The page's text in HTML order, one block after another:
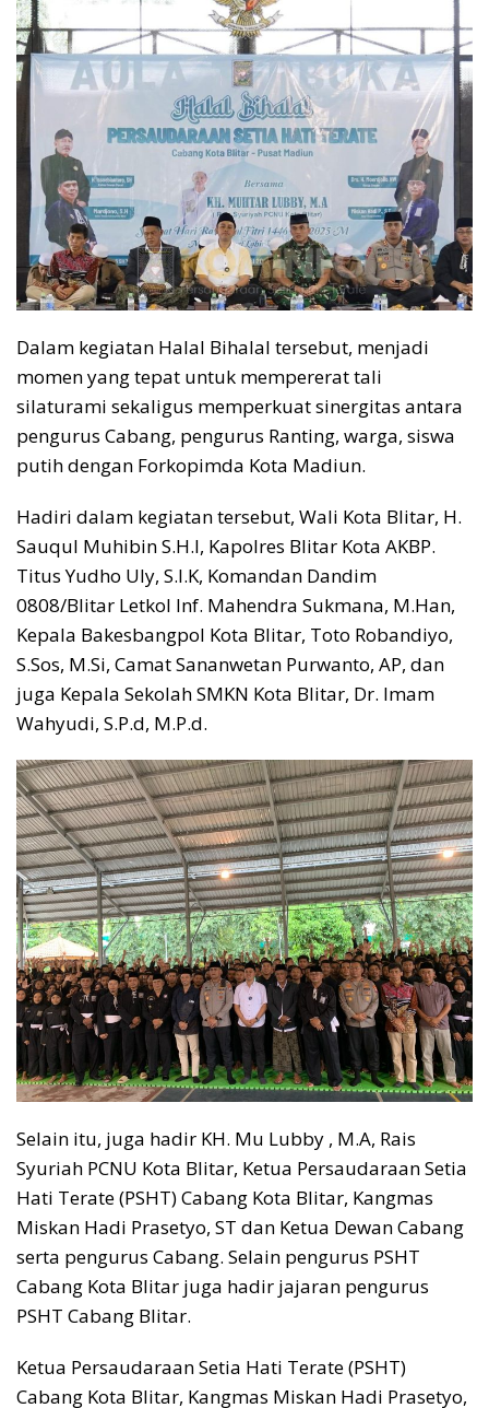
Dalam kegiatan Halal Bihalal tersebut, menjadi
momen yang tepat untuk mempererat tali
silaturami sekaligus memperkuat sinergitas antara
pengurus Cabang, pengurus Ranting, warga, siswa
putih dengan Forkopimda Kota Madiun.
Hadiri dalam kegiatan tersebut, Wali Kota Blitar, H.
Sauqul Muhibin S.H.I, Kapolres Blitar Kota AKBP.
Titus Yudho Uly, S.I.K, Komandan Dandim
0808/Blitar Letkol Inf. Mahendra Sukmana, M.Han,
Kepala Bakesbangpol Kota Blitar, Toto Robandiyo,
S.Sos, M.Si, Camat Sananwetan Purwanto, AP, dan
juga Kepala Sekolah SMKN Kota Blitar, Dr. Imam
Wahyudi, S.P.d, M.P.d.
Selain itu, juga hadir KH. Mu Lubby , M.A, Rais
Syuriah PCNU Kota Blitar, Ketua Persaudaraan Setia
Hati Terate (PSHT) Cabang Kota Blitar, Kangmas
Miskan Hadi Prasetyo, ST dan Ketua Dewan Cabang
serta pengurus Cabang. Selain pengurus PSHT
Cabang Kota Blitar juga hadir jajaran pengurus
PSHT Cabang Blitar.
Ketua Persaudaraan Setia Hati Terate (PSHT)
Cabang Kota Blitar, Kangmas Miskan Hadi Prasetyo,